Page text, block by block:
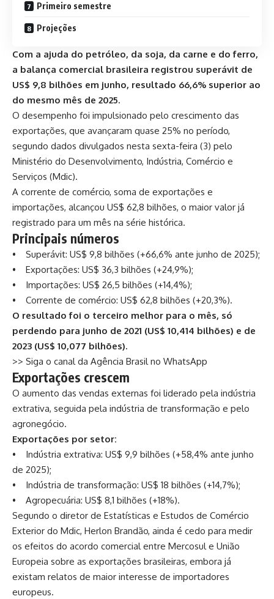
Primeiro semestre
Projeções
Com a ajuda do petróleo, da soja, da carne e do ferro,
a balança comercial brasileira registrou superávit de
US$ 9,8 bilhões em junho, resultado 66,6% superior ao
do mesmo mês de 2025.
O desempenho foi impulsionado pelo crescimento das
exportações, que avançaram quase 25% no período,
segundo dados divulgados nesta sexta-feira (3) pelo
Ministério do Desenvolvimento, Indústria, Comércio e
Serviços (Mdic).
A corrente de comércio, soma de exportações e
importações, alcançou US$ 62,8 bilhões, o maior valor já
registrado para um mês na série histórica.
Principais números
• Superávit: US$ 9,8 bilhões (+66,6% ante junho de 2025);
• Exportações: US$ 36,3 bilhões (+24,9%);
• Importações: US$ 26,5 bilhões (+14,4%);
• Corrente de comércio: US$ 62,8 bilhões (+20,3%).
O resultado foi o terceiro melhor para o mês, só
perdendo para junho de 2021 (US$ 10,414 bilhões) e de
2023 (US$ 10,077 bilhões).
>> Siga o canal da Agência Brasil no WhatsApp
Exportações crescem
O aumento das vendas externas foi liderado pela indústria
extrativa, seguida pela indústria de transformação e pelo
agronegócio.
Exportações por setor:
• Indústria extrativa: US$ 9,9 bilhões (+58,4% ante junho
de 2025);
• Indústria de transformação: US$ 18 bilhões (+14,7%);
• Agropecuária: US$ 8,1 bilhões (+18%).
Segundo o diretor de Estatísticas e Estudos de Comércio
Exterior do Mdic, Herlon Brandão, ainda é cedo para medir
os efeitos do acordo comercial entre Mercosul e União
Europeia sobre as exportações brasileiras, embora já
existam relatos de maior interesse de importadores
europeus.